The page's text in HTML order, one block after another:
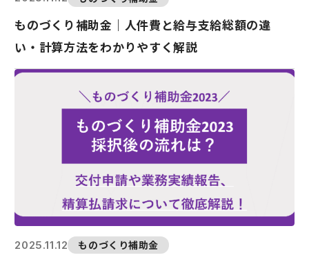
ものづくり補助金｜人件費と給与支給総額の違
い・計算方法をわかりやすく解説
2025.11.12 ものづくり補助金